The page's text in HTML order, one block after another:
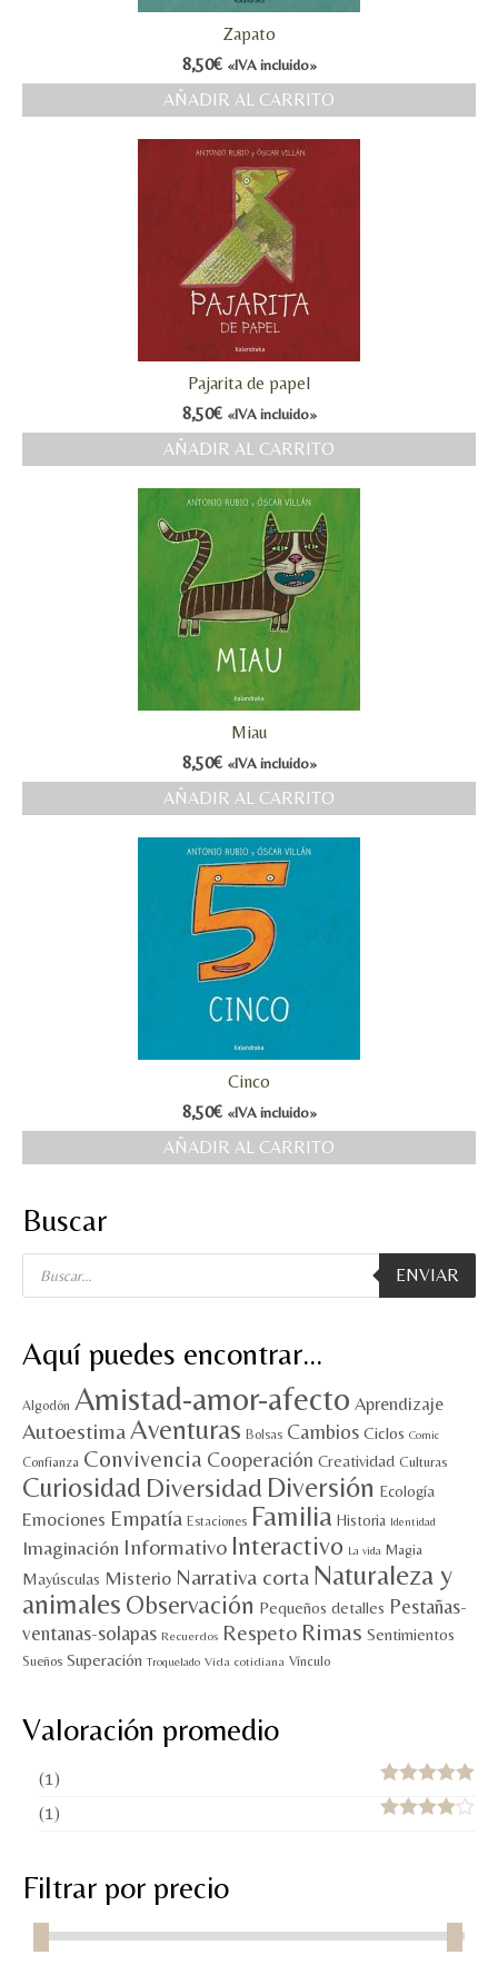
Zapato
8,50€ «IVA incluido»
AÑADIR AL CARRITO
Pajarita de papel
8,50€ «IVA incluido»
AÑADIR AL CARRITO
Miau
8,50€ «IVA incluido»
AÑADIR AL CARRITO
Cinco
8,50€ «IVA incluido»
AÑADIR AL CARRITO
Buscar
Búsqueda
productos
ENVIAR
Aquí puedes encontrar…
Algodón Amistad-amor-afecto Aprendizaje
AutoestimaAventuras Bolsas Cambios Ciclos Comic
Confianza Convivencia Cooperación Creatividad Culturas
Curiosidad Diversidad Diversión Ecología
Emociones Empatía Estaciones Familia Historia Identidad
Imaginación Informativo Interactivo La vida Magia
Mayúsculas Misterio Narrativa corta Naturaleza y
animales Observación Pequeños detalles Pestañas-
ventanas-solapas Recuerdos Respeto Rimas Sentimientos
Sueños Superación Troquelado Vida cotidiana Vínculo
Valoración promedio
Valorado con
5de 5
(1)
(1)
Filtrar por precio